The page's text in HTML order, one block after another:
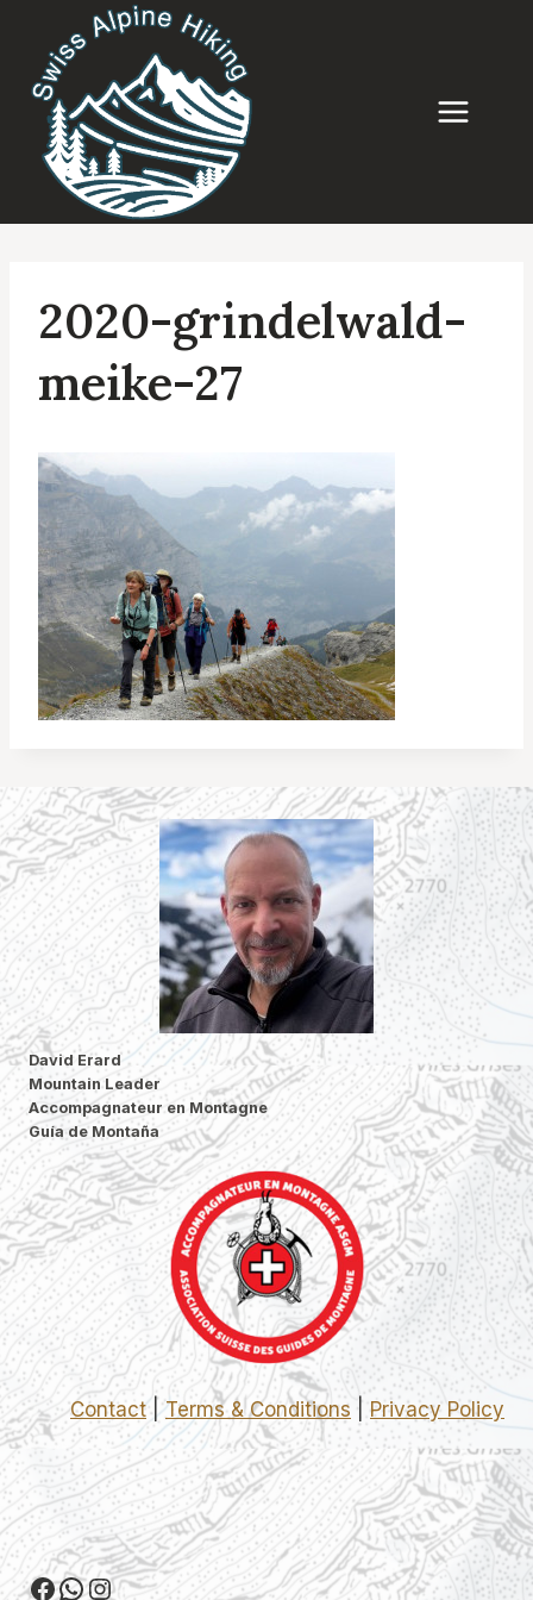
contenu
2020-grindelwald-
meike-27
David Erard
Mountain Leader
Accompagnateur en Montagne
Guía de Montaña
Contact|Terms & Conditions | Privacy Policy
Facebook
WhatsApp
Instagram